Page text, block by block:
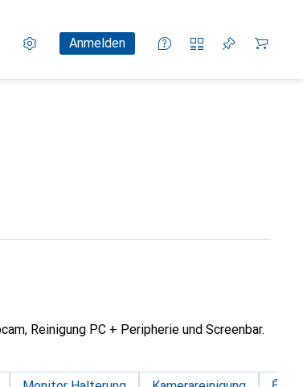
Einstellungen
KundenkontoAnmelden
Vergleichslisten
Merklisten
Warenkorb
Reinigung PC + Peripherie und Screenbar.